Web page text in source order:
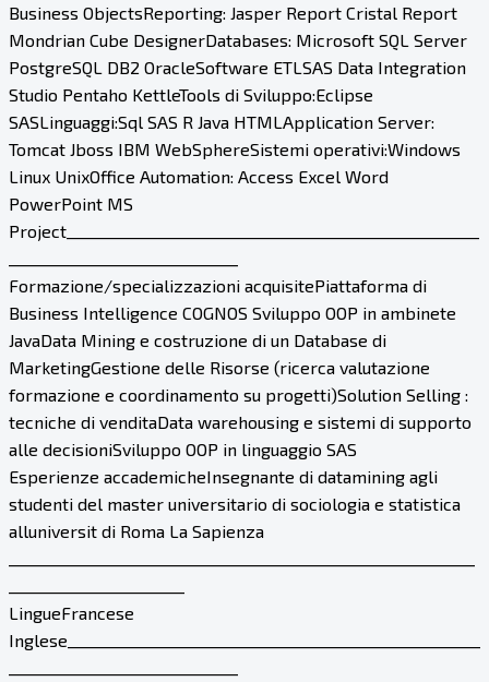
Business ObjectsReporting: Jasper Report Cristal Report
Mondrian Cube DesignerDatabases: Microsoft SQL Server
PostgreSQL DB2 OracleSoftware ETLSAS Data Integration
Studio Pentaho KettleTools di Sviluppo:Eclipse
SASLinguaggi:Sql SAS R Java HTMLApplication Server:
Tomcat Jboss IBM WebSphereSistemi operativi:Windows
Linux UnixOffice Automation: Access Excel Word
PowerPoint MS
Project______________________________________________________
Formazione/specializzazioni acquisitePiattaforma di
Business Intelligence COGNOS Sviluppo OOP in ambinete
JavaData Mining e costruzione di un Database di
MarketingGestione delle Risorse (ricerca valutazione
formazione e coordinamento su progetti)Solution Selling :
tecniche di venditaData warehousing e sistemi di supporto
alle decisioniSviluppo OOP in linguaggio SAS
Esperienze accademicheInsegnante di datamining agli
studenti del master universitario di sociologia e statistica
alluniversit di Roma La Sapienza
LingueFrancese
Inglese______________________________________________________